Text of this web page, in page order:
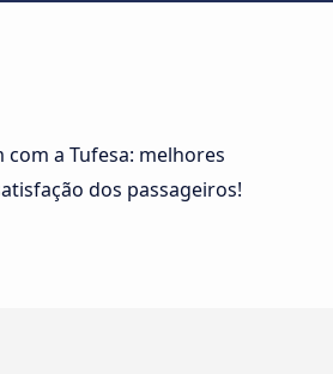
a Tufesa: melhores
dos passageiros!